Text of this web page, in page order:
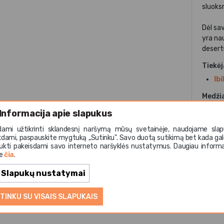
Informacija apie slapukus
užtikrinti sklandesnį naršymą mūsų svetainėje, naudojame
paspauskite mygtuką ,,Sutinku". Savo duotą sutikimą bet kada
pakeisdami savo interneto naršyklės nustatymus. Daugiau
čia.
Slapukų nustatymai
SU VISAIS SLAPUKAIS
Dėl
yra